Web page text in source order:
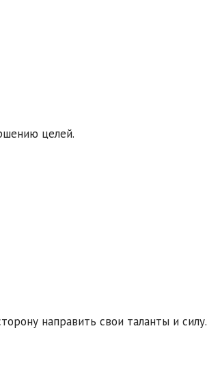
целей.
направить свои таланты и силу.